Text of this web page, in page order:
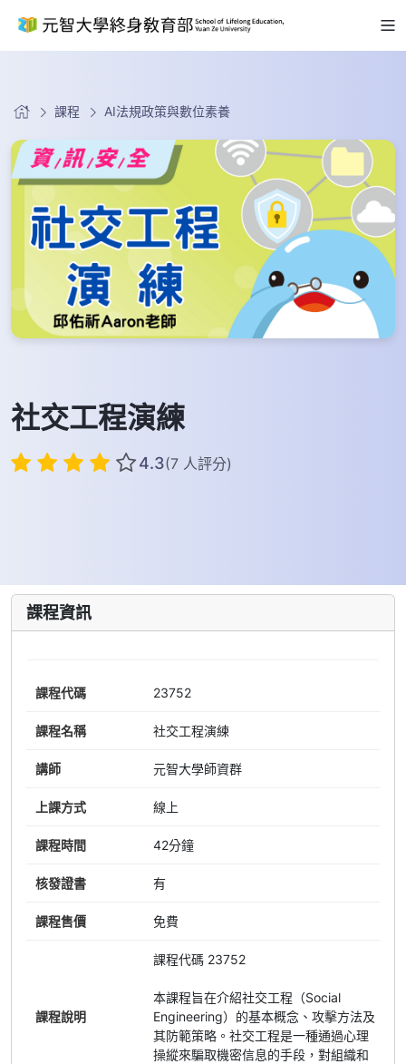
課程 AI法規政策與數位素養
社交工程演練
4.3(7 人評分)
課程資訊
課程代碼 23752
課程名稱 社交工程演練
講師 元智大學師資群
上課方式 線上
課程時間 42分鐘
核發證書 有
課程售價 免費
課程說明
課程代碼 23752
本課程旨在介紹社交工程（Social
Engineering）的基本概念、攻擊方法及
其防範策略。社交工程是一種通過心理
操縱來騙取機密信息的手段，對組織和